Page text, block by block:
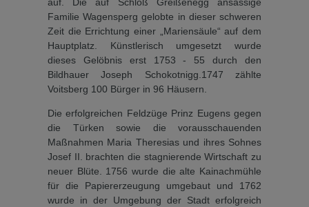
auf. Die auf Schloß Greißenegg ansässige
Familie Wagensperg gelobte in dieser schweren
Zeit die Er­richtung einer „Mariensäule“ auf dem
Hauptplatz. Künstlerisch umgesetzt wurde
dieses Ge­löbnis erst 1753 - 55 durch den
Bildhauer Joseph Schokotnigg.1747 zählte
Voitsberg 100 Bür­ger in 96 Häusern.
Die erfolgreichen Feldzüge Prinz Eugens gegen
die Türken sowie die vorausschauenden
Maßnah­men Maria Theresias und ihres Sohnes
Josef II. brachten die stagnierende Wirtschaft zu
neu­er Blüte. 1756 wurde die alte Kainachmühle
für die Papiererzeugung umgebaut und 1762
wurde in der Umgebung der Stadt erfolgreich